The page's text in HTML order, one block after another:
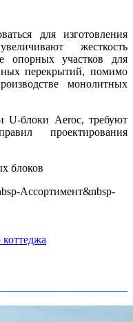
для изготовления
жесткость
опорных участков для
перекрытий, помимо
монолитных
U-блоки Aeroc, требуют
проектирования
Ассортимент&nbsp-